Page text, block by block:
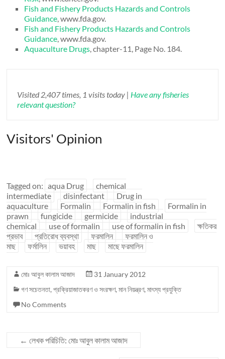
Fish and Fishery Products Hazards and Controls
Guidance, www.fda.gov.
Fish and Fishery Products Hazards and Controls
Guidance, www.fda.gov.
Aquaculture Drugs, chapter-11, Page No. 184.
Visited 2,407 times, 1 visits today | Have any fisheries
relevant question?
Visitors' Opinion
Tagged on: aqua Drug
chemical
intermediate
disinfectant
Drug in
aquaculture
Formalin Formalin in fish
Formalin in
prawn
fungicide germicide
industrial
chemical
use of formalin use of formalin in fish
ক্ষতিকর
প্রভাব
প্রতিরোধ ব্যবস্থা ফরমালিন
ফরমালিন ও
মাছ
ফর্মালিন ভয়াবহ মাছ মাছে ফরমালিন
মোঃ আবুল কালাম আজাদ
31 January 2012
গণ সচেতনতা,প্রক্রিয়াজাতকরণ ও সংরক্ষণ,মান নিয়ন্ত্রণ,মাৎস্য প্রযুক্তি
No Comments
← লেখক পরিচিতি: মোঃ আবুল কালাম আজাদ